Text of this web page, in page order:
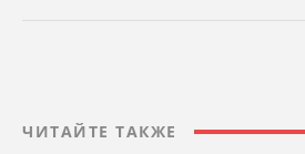
ЧИТАЙТЕ ТАКЖЕ